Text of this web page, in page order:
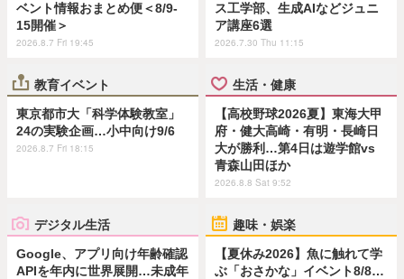
ベント情報おまとめ便＜8/9-
15開催＞
2026.8.7 Fri 19:45
ス工学部、生成AIなどジュニ
ア講座6選
2026.7.30 Thu 11:15
教育イベント
東京都市大「科学体験教室」
24の実験企画…小中向け9/6
2026.8.7 Fri 18:15
生活・健康
【高校野球2026夏】東海大甲
府・健大高崎・有明・長崎日
大が勝利…第4日は遊学館vs
青森山田ほか
2026.8.8 Sat 9:52
デジタル生活
Google、アプリ向け年齢確認
APIを年内に世界展開…未成年
趣味・娯楽
【夏休み2026】魚に触れて学
ぶ「おさかな」イベント8/8…